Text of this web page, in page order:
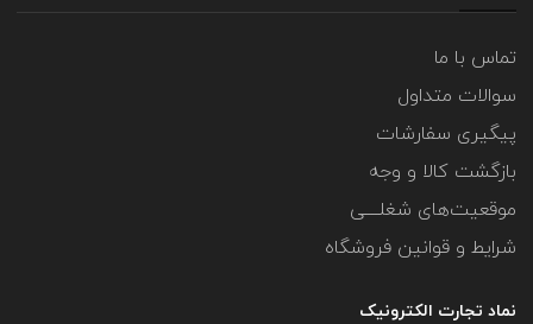
تماس با ما
سوالات متداول
پیگیری سفارشات
بازگشت کالا و وجه
موقعیت‌های شغلــــی
شرایط و قوانین فروشگاه
نماد تجارت الکترونیک